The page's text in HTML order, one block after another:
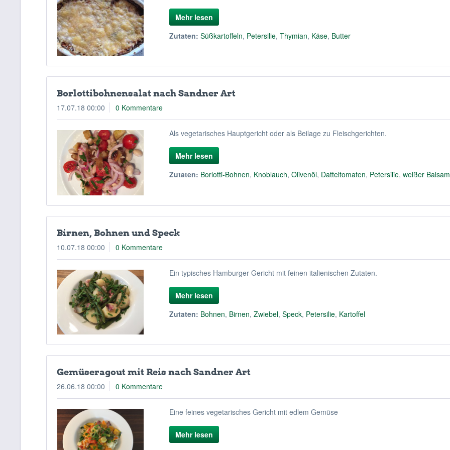
Mehr lesen
Zutaten: Süßkartoffeln, Petersilie,Thymian, Käse, Butter
Borlottibohnensalat nach Sandner Art
17.07.18 00:00 0 Kommentare
Als vegetarisches Hauptgericht oder als Beilage zu Fleischgerichten.
Mehr lesen
Zutaten: Borlotti-Bohnen, Knoblauch,Olivenöl, Datteltomaten, Petersilie,weißer
Birnen, Bohnen und Speck
10.07.18 00:00 0 Kommentare
Ein typisches Hamburger Gericht mit feinen italienischen Zutaten.
Mehr lesen
Zutaten: Bohnen, Birnen,Zwiebel,Speck, Petersilie, Kartoffel
Gemüseragout mit Reis nach Sandner Art
26.06.18 00:00 0 Kommentare
Eine feines vegetarisches Gericht mit edlem Gemüse
Mehr lesen